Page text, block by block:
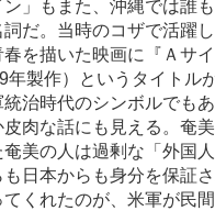
」もまた、沖縄では誰
詞だ。当時のコザで活躍
春を描いた映画に『Ａサ
年製作）というタイトル
治時代のシンボルでもあ
肉な話にも見える。奄
美の人は過剰な「外国
日本からも身分を保証
くれたのが、米軍が民